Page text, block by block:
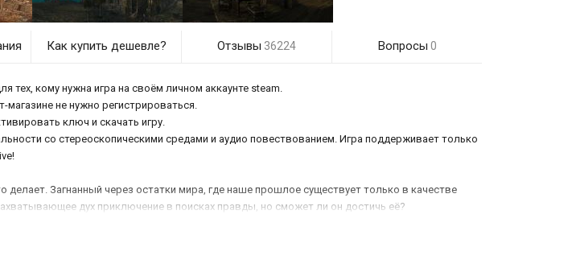
Как купить дешевле? Отзывы 36224 Вопросы 0
тех, кому нужна игра на своём личном аккаунте steam.
не нужно регистрироваться.
ключ и скачать игру.
со стереоскопическими средами и аудио повествованием. Игра поддерживает только
Загнанный через остатки мира, где наше прошлое существует только в качестве
дух приключение в поисках правды, но сможет ли он достичь её?